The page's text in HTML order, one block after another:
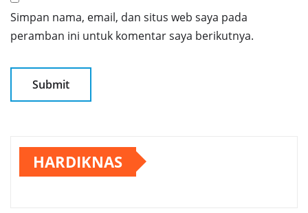
Simpan nama, email, dan situs web saya pada
peramban ini untuk komentar saya berikutnya.
HARDIKNAS